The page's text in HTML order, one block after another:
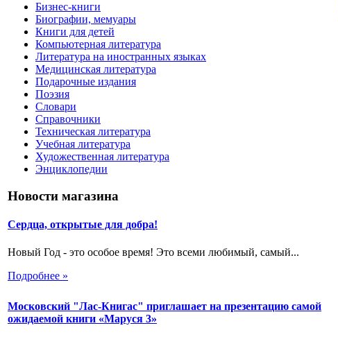
Бизнес-книги
Биографии, мемуары
Книги для детей
Компьютерная литература
Литература на иностранных языках
Медицинская литература
Подарочные издания
Поэзия
Словари
Справочники
Техническая литература
Учебная литература
Художественная литература
Энциклопедии
Новости магазина
Сердца, открытые для добра!
Новый Год - это особое время! Это всеми любимый, самый...
Подробнее »
Московский "Лас-Книгас" приглашает на презентацию самой
ожидаемой книги «Маруся 3»